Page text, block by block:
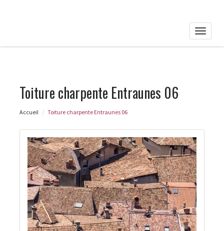
Toggle
Toiture charpente Entraunes 06
Accueil Toiture charpente Entraunes 06